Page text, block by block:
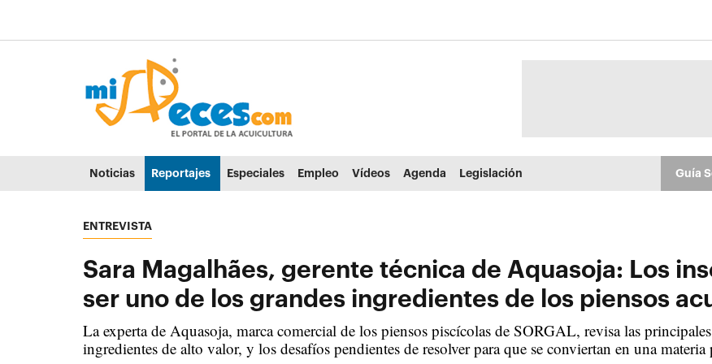
Ir al menú principal (alt + u)
Noticias Reportajes Especiales Empleo Vídeos Agenda Legislación Guía
ENTREVISTA
Sara Magalhães, gerente técnica de Aquasoja: Los
ser uno de los grandes ingredientes de los piensos
La experta de Aquasoja, marca comercial de los piensos piscícolas de SORGAL, revisa las
ingredientes de alto valor, y los desafíos pendientes de resolver para que se conviertan en una